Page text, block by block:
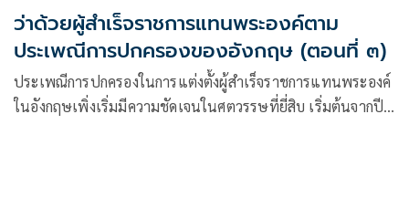
ว่าด้วยผู้สำเร็จราชการแทนพระองค์ตาม
ประเพณีการปกครองของอังกฤษ (ตอนที่ ๓)
ประเพณีการปกครองในการแต่งตั้งผู้สำเร็จราชการแทนพระองค์
ในอังกฤษเพิ่งเริ่มมีความชัดเจนในศตวรรษที่ยี่สิบ เริ่มต้นจากปี